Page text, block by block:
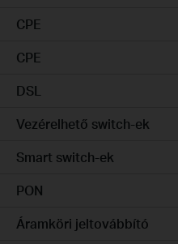
CPE
CPE
DSL
Vezérelhető switch-ek
Smart switch-ek
PON
Áramköri jeltovábbító